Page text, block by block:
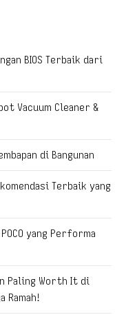
BIOS Terbaik dari
Vacuum Cleaner &
di Bangunan
Terbaik yang
yang Performa
Paling Worth It di
Ramah!